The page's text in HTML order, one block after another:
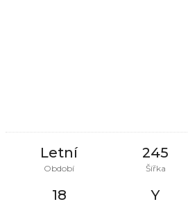
Letní
Období
245
Šířka
18 Y